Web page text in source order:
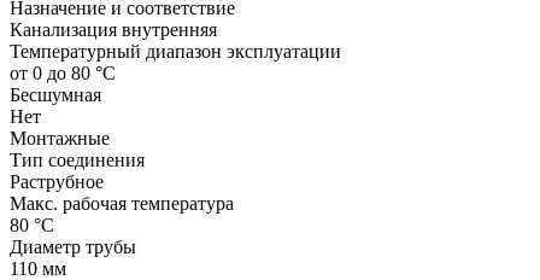
Назначение и соответствие
Канализация внутренняя
Температурный диапазон эксплуатации
от 0 до 80 °С
Бесшумная
Нет
Монтажные
Тип соединения
Раструбное
Макс. рабочая температура
80 °С
Диаметр трубы
110 мм